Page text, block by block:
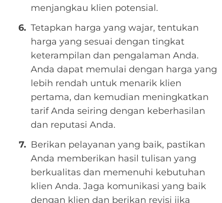
menjangkau klien potensial.
Tetapkan harga yang wajar, tentukan
harga yang sesuai dengan tingkat
keterampilan dan pengalaman Anda.
Anda dapat memulai dengan harga yang
lebih rendah untuk menarik klien
pertama, dan kemudian meningkatkan
tarif Anda seiring dengan keberhasilan
dan reputasi Anda.
Berikan pelayanan yang baik, pastikan
Anda memberikan hasil tulisan yang
berkualitas dan memenuhi kebutuhan
klien Anda. Jaga komunikasi yang baik
dengan klien dan berikan revisi jika